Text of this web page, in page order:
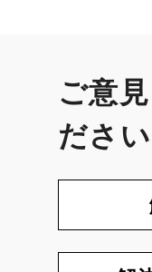
ご意
ださい